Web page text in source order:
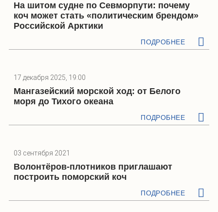
На шитом судне по Севморпути: почему
коч может стать «политическим брендом»
Российской Арктики
ПОДРОБНЕЕ
17 декабря 2025, 19:00
Мангазейский морской ход: от Белого
моря до Тихого океана
ПОДРОБНЕЕ
03 сентября 2021
Волонтёров-плотников приглашают
построить поморский коч
ПОДРОБНЕЕ